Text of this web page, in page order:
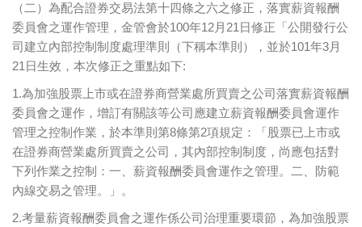
（二）為配合證券交易法第十四條之六之修正，落實薪資報酬
委員會之運作管理，金管會於100年12月21日修正「公開發行公
司建立內部控制制度處理準則（下稱本準則），並於101年3月
21日生效，本次修正之重點如下:
1.為加強股票上市或在證券商營業處所買賣之公司落實薪資報酬
委員會之運作，增訂有關該等公司應建立薪資報酬委員會運作
管理之控制作業，於本準則第8條第2項規定：「股票已上市或
在證券商營業處所買賣之公司，其內部控制制度，尚應包括對
下列作業之控制：一、薪資報酬委員會運作之管理。二、防範
內線交易之管理。」。
2.考量薪資報酬委員會之運作係公司治理重要環節，為加強股票